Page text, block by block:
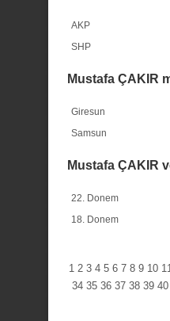
AKP
SHP
Mustafa ÇAKIR
Giresun
Samsun
Mustafa ÇAKIR
22. Donem
18. Donem
1 2 3 4 5 6 7 8 9 10 11
34 35 36 37 38 39 40